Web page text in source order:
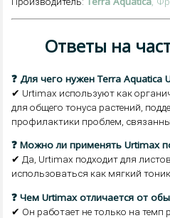
Ответы на
❓ Для чего нужен Terra Aquatica
✔ Urtimax используют как
для общего тонуса растений,
профилактики проблем,
❓ Можно ли применять Urtimax
✔ Да, Urtimax подходит для
использоваться как мягкий
❓ Чем Urtimax отличается от
✔ Он работает не только на темп